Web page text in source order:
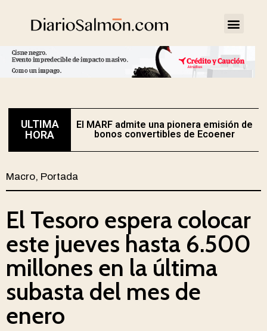
ULTIMA
HORA
El MARF admite una pionera emisión de
bonos convertibles de Ecoener
Macro, Portada
El Tesoro espera colocar
este jueves hasta 6.500
millones en la última
subasta del mes de
enero